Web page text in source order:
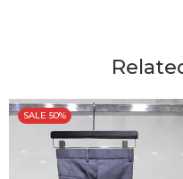
SALE 50%